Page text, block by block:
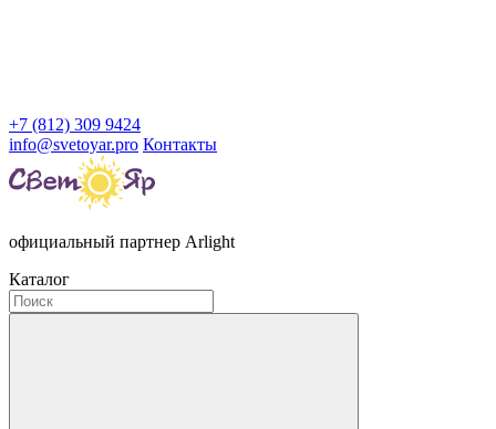
+7 (812) 309 9424
info@svetoyar.pro Контакты
официальный партнер Arlight
Каталог